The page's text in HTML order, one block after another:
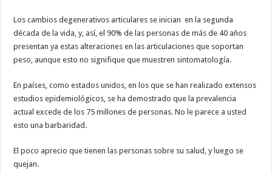
Los cambios degenerativos articulares se inician en la segunda
década de la vida, y, así, el 90% de las personas de más de 40 años
presentan ya estas alteraciones en las articulaciones que soportan
peso, aunque esto no signifique que muestren sintomatología.
En países, como estados unidos, en los que se han realizado extensos
estudios epidemiológicos, se ha demostrado que la prevalencia
actual excede de los 75 millones de personas. No le parece a usted
esto una barbaridad.
El poco aprecio que tienen las personas sobre su salud, y luego se
quejan.